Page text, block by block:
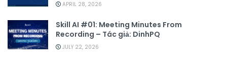
APRIL 28, 2026
Skill AI #01: Meeting Minutes From
Recording – Tác giả: DinhPQ
JULY 22, 2026